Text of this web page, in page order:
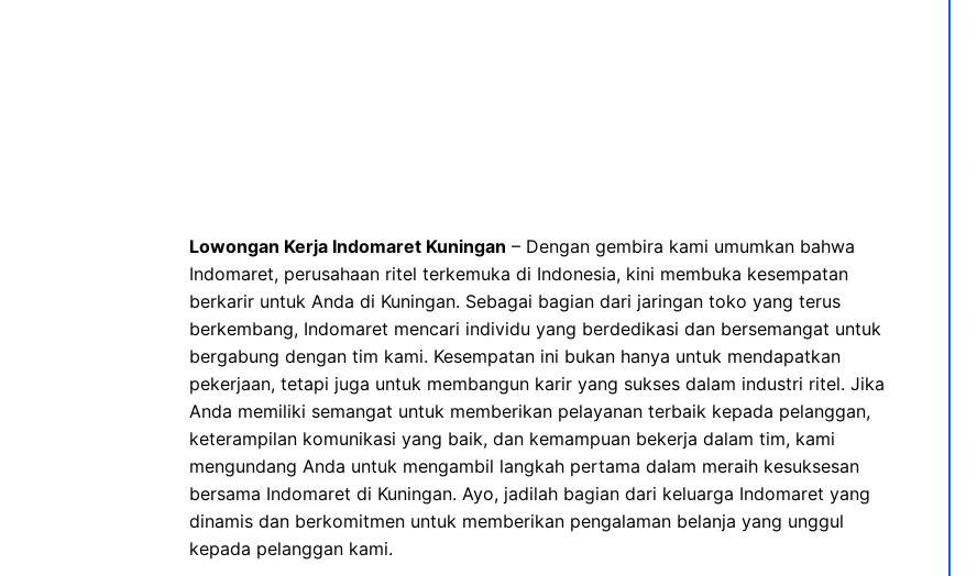
Lowongan Kerja Indomaret Kuningan – Dengan gembira kami umumkan bahwa
Indomaret, perusahaan ritel terkemuka di Indonesia, kini membuka kesempatan
berkarir untuk Anda di Kuningan. Sebagai bagian dari jaringan toko yang terus
berkembang, Indomaret mencari individu yang berdedikasi dan bersemangat untuk
bergabung dengan tim kami. Kesempatan ini bukan hanya untuk mendapatkan
pekerjaan, tetapi juga untuk membangun karir yang sukses dalam industri ritel. Jika
Anda memiliki semangat untuk memberikan pelayanan terbaik kepada pelanggan,
keterampilan komunikasi yang baik, dan kemampuan bekerja dalam tim, kami
mengundang Anda untuk mengambil langkah pertama dalam meraih kesuksesan
bersama Indomaret di Kuningan. Ayo, jadilah bagian dari keluarga Indomaret yang
dinamis dan berkomitmen untuk memberikan pengalaman belanja yang unggul
kepada pelanggan kami.